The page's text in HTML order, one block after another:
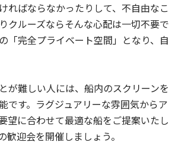
ればならなかったりして、不自由な
クルーズならそんな心配は一切不要
「完全プライベート空間」となり、
が難しい人には、船内のスクリーン
です。ラグジュアリーな雰囲気から
望に合わせて最適な船をご提案いた
迎会を開催しましょう。